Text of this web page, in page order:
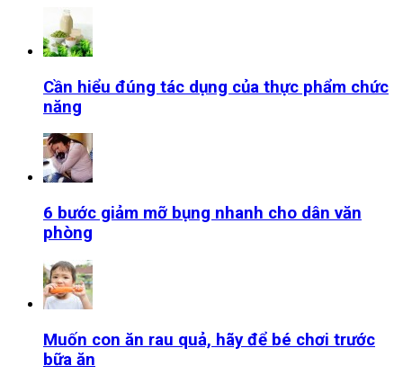
Cần hiểu đúng tác dụng của thực phẩm chức
năng
6 bước giảm mỡ bụng nhanh cho dân văn
phòng
Muốn con ăn rau quả, hãy để bé chơi trước
bữa ăn